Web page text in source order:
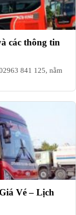
các thông tin
841 125, nằm
Vé – Lịch